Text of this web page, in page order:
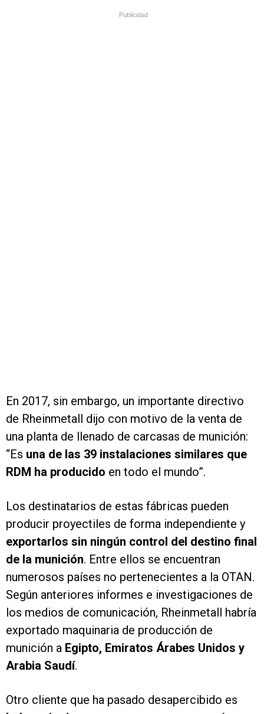
Publicidad
En 2017, sin embargo, un importante directivo
de Rheinmetall dijo con motivo de la venta de
una planta de llenado de carcasas de munición:
“Es una de las 39 instalaciones similares que
RDM ha producido en todo el mundo”.
Los destinatarios de estas fábricas pueden
producir proyectiles de forma independiente y
exportarlos sin ningún control del destino final
de la munición. Entre ellos se encuentran
numerosos países no pertenecientes a la OTAN.
Según anteriores informes e investigaciones de
los medios de comunicación, Rheinmetall habría
exportado maquinaria de producción de
munición a Egipto, Emiratos Árabes Unidos y
Arabia Saudí.
Otro cliente que ha pasado desapercibido es